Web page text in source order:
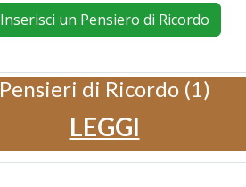
Inserisci un Pensiero di Ricordo
Pensieri di Ricordo (1)
LEGGI